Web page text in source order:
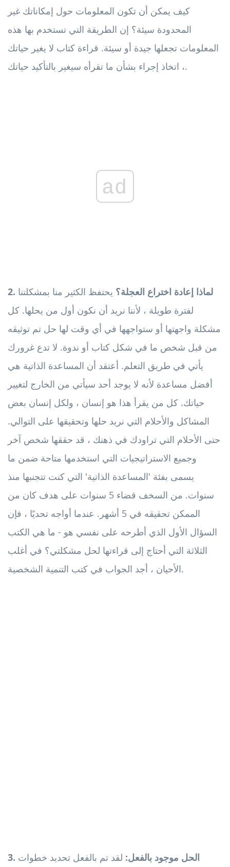
كيف يمكن أن تكون المعلومات حول إمكاناتك غير
المحدودة سيئة؟ إن الطريقة التي تستخدم بها هذه
المعلومات تجعلها جيدة أو سيئة. قراءة كتاب لا يغير حياتك
، اتخاذ إجراء بشأن ما تقرأه سيغير بالتأكيد حياتك.
ad
2. لماذا إعادة اختراع العجلة؟ يحتفظ الكثير منا بمشكلتنا
لفترة طويلة ، لأننا نريد أن نكون أول من يحلها. كل
مشكلة واجهتها أو ستواجهها في أي وقت لها حل تم توثيقه
من قبل شخص ما في شكل كتاب أو ندوة. لا تدع غرورك
يأتي في طريق التعلم. أعتقد أن المساعدة الذاتية هي
أفضل مساعدة لأنه لا يوجد أحد سيأتي من الخارج لتغيير
حياتك. كل من يقرأ هذا هو إنسان ، ولكل إنسان بعض
المشاكل والأحلام التي نريد حلها وتحقيقها على التوالي.
حتى الأحلام التي تراودك في ذهنك ، قد حققها شخص آخر
وجميع الاستراتيجيات التي استخدمها متاحة ضمن ما
يسمى بفئة 'المساعدة الذاتية' التي كنت تتجنبها منذ
سنوات. من السخف قضاء 5 سنوات على هدف كان من
الممكن تحقيقه في 5 أشهر. عندما أواجه تحديًا ، فإن
السؤال الأول الذي أطرحه على نفسي هو - ما هي الكتب
الثلاثة التي أحتاج إلى قراءتها لحل مشكلتي؟ في أغلب
الأحيان ، أجد الجواب في كتب التنمية الشخصية.
3. الحل موجود بالفعل: لقد تم بالفعل تحديد خطوات